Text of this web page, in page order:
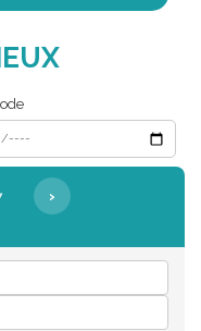
début
fin
›